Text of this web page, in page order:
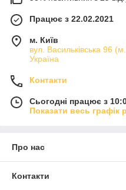
Працює з 22.02.2021
м. Київ
вул. Васильківська 96
Україна
Контакти
Сьогодні працює з
Показати весь графік
Про нас
Контакти